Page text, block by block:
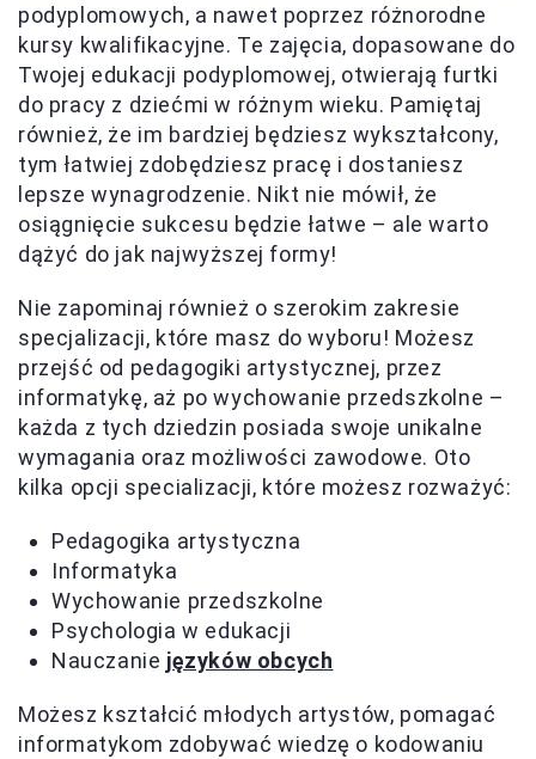
podyplomowych, a nawet poprzez różnorodne
kursy kwalifikacyjne. Te zajęcia, dopasowane do
Twojej edukacji podyplomowej, otwierają furtki
do pracy z dziećmi w różnym wieku. Pamiętaj
również, że im bardziej będziesz wykształcony,
tym łatwiej zdobędziesz pracę i dostaniesz
lepsze wynagrodzenie. Nikt nie mówił, że
osiągnięcie sukcesu będzie łatwe – ale warto
dążyć do jak najwyższej formy!
Nie zapominaj również o szerokim zakresie
specjalizacji, które masz do wyboru! Możesz
przejść od pedagogiki artystycznej, przez
informatykę, aż po wychowanie przedszkolne –
każda z tych dziedzin posiada swoje unikalne
wymagania oraz możliwości zawodowe. Oto
kilka opcji specializacji, które możesz rozważyć:
Pedagogika artystyczna
Informatyka
Wychowanie przedszkolne
Psychologia w edukacji
Nauczanie języków obcych
Możesz kształcić młodych artystów, pomagać
informatykom zdobywać wiedzę o kodowaniu